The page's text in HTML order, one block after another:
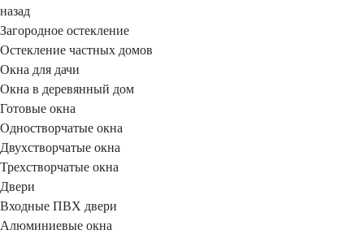
назад
Загородное остекление
Остекление частных домов
Окна для дачи
Окна в деревянный дом
Готовые окна
Одностворчатые окна
Двухстворчатые окна
Трехстворчатые окна
Двери
Входные ПВХ двери
Алюминиевые окна